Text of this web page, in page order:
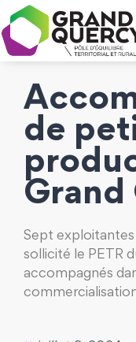
de
Grand
Sept
sollicité le PETR
accompagnés